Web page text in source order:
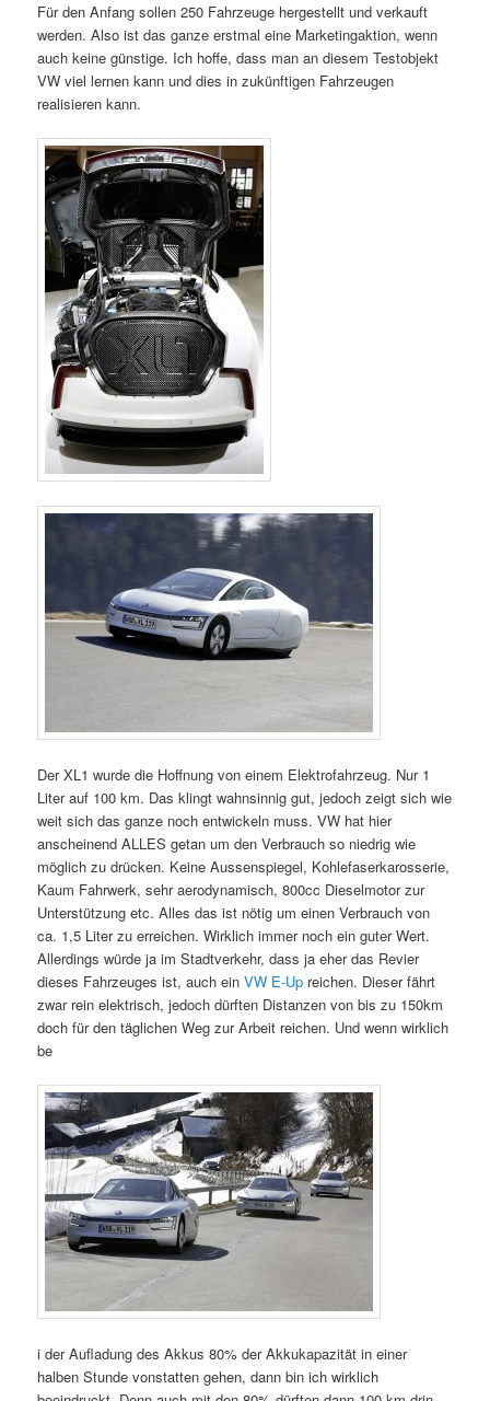
Für den Anfang sollen 250 Fahrzeuge hergestellt und verkauft
werden. Also ist das ganze erstmal eine Marketingaktion, wenn
auch keine günstige. Ich hoffe, dass man an diesem Testobjekt
VW viel lernen kann und dies in zukünftigen Fahrzeugen
realisieren kann.
Der XL1 wurde die Hoffnung von einem Elektrofahrzeug. Nur 1
Liter auf 100 km. Das klingt wahnsinnig gut, jedoch zeigt sich wie
weit sich das ganze noch entwickeln muss. VW hat hier
anscheinend ALLES getan um den Verbrauch so niedrig wie
möglich zu drücken. Keine Aussenspiegel, Kohlefaserkarosserie,
Kaum Fahrwerk, sehr aerodynamisch, 800cc Dieselmotor zur
Unterstützung etc. Alles das ist nötig um einen Verbrauch von
ca. 1,5 Liter zu erreichen. Wirklich immer noch ein guter Wert.
Allerdings würde ja im Stadtverkehr, dass ja eher das Revier
dieses Fahrzeuges ist, auch einVW E-Up reichen. Dieser fährt
zwar rein elektrisch, jedoch dürften Distanzen von bis zu 150km
doch für den täglichen Weg zur Arbeit reichen. Und wenn wirklich
be
i der Aufladung des Akkus 80% der Akkukapazität in einer
halben Stunde vonstatten gehen, dann bin ich wirklich